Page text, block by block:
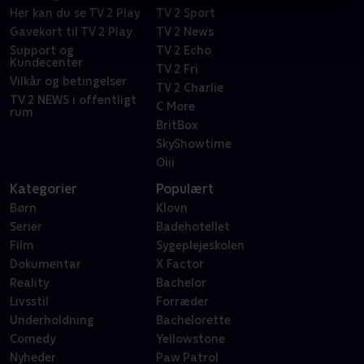
Her kan du se TV 2 Play
Gavekort til TV 2 Play
Support og
Kundecenter
Vilkår og betingelser
TV 2 NEWS i offentligt
rum
TV 2 Sport
TV 2 News
TV 2 Echo
TV 2 Fri
TV 2 Charlie
C More
BritBox
SkyShowtime
Oiii
Kategorier
Børn
Serier
Film
Dokumentar
Reality
Livsstil
Underholdning
Comedy
Nyheder
Populært
Klovn
Badehotellet
Sygeplejeskolen
X Factor
Bachelor
Forræder
Bachelorette
Yellowstone
Paw Patrol